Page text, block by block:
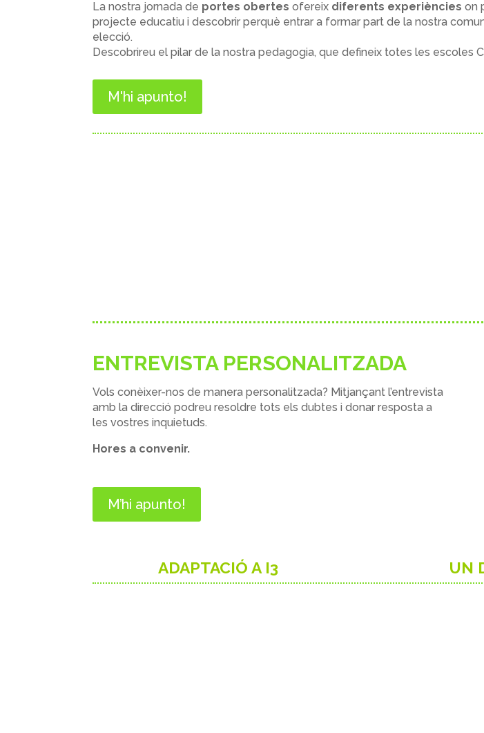
La nostra jornada de portes obertes ofereix diferents experiències on
projecte educatiu i descobrir perquè entrar a formar part de la nostra
elecció.
Descobrireu el pilar de la nostra pedagogia, que defineix totes les escoles
M'hi apunto!
ENTREVISTA PERSONALITZADA
Vols conèixer-nos demanera personalitzada? Mitjançantl’entrevista
amb la direcció podreu resoldre tots els dubtes i donar resposta a
les vostres inquietuds.
Hores a convenir.
M’hi apunto!
ADAPTACIÓ A I3 UN DIA